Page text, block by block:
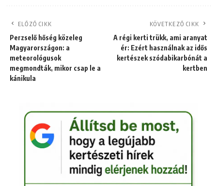
ELŐZŐ CIKK
Perzselő hőség közeleg
Magyarországon: a
meteorológusok
megmondták, mikor csap le a
kánikula
KÖVETKEZŐ CIKK
A régi kerti trükk, ami aranyat
ér: Ezért használnak az idős
kertészek szódabikarbónát a
kertben